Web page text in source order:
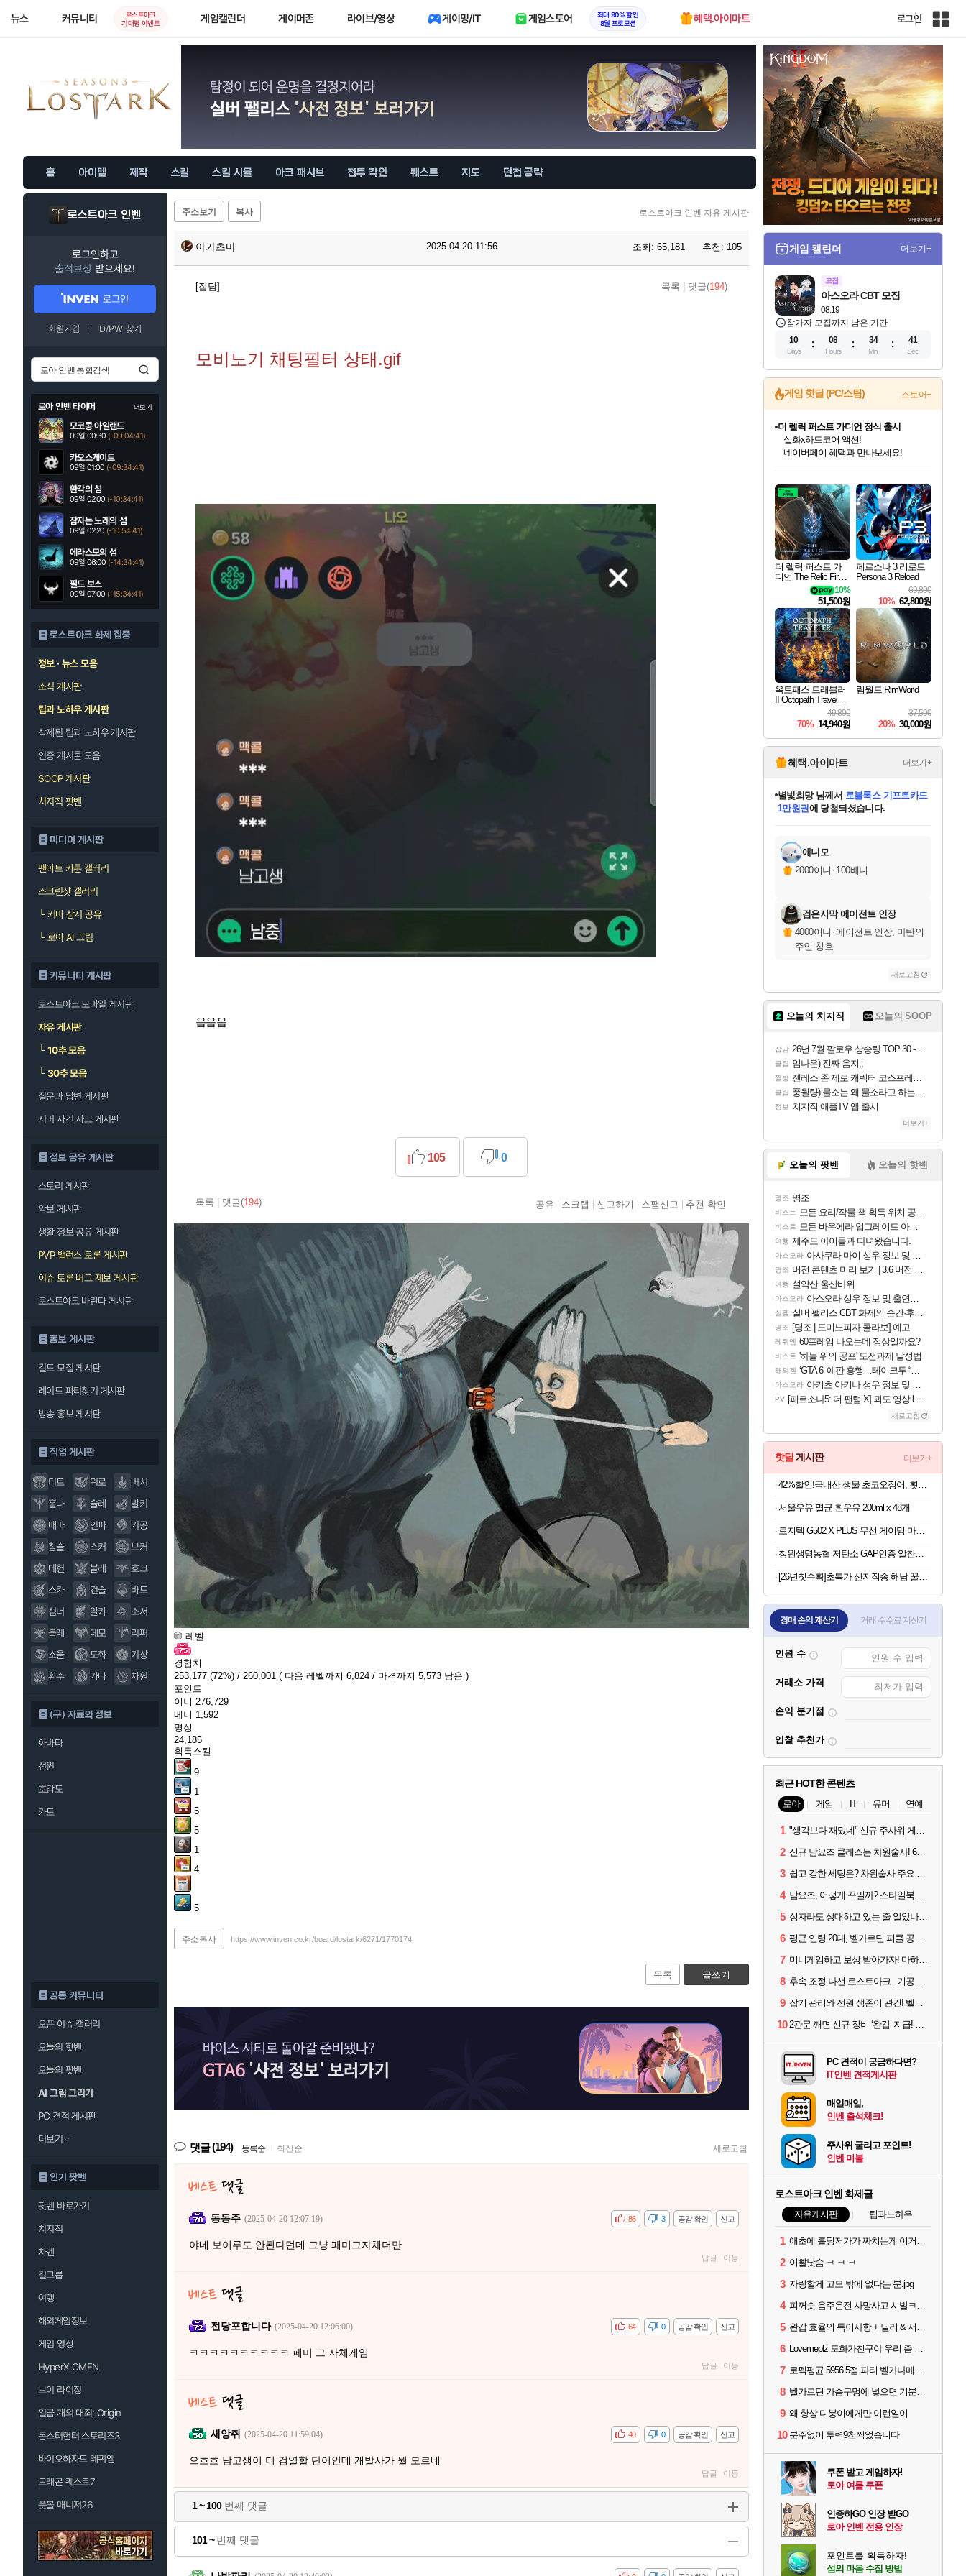
뉴스 커뮤니티
로스트아크
기대평 이벤트
게임캘린더 게이머존 라이브/영상 게이밍/IT 게임스토어
최대 90% 할인
8월 프로모션
혜택.아이마트 로그인
인
사
이
트
맵
홈 아이템 제작 스킬 스킬 시뮬 아크 패시브 전투 각인 퀘스트 지도 던전 공략
로스트아크 인벤
로그인하고
출석보상 받으세요!
로그인
회원가입 ID/PW 찾기
로아 인벤 타이머 더보기
모코콩 아일랜드
09일 00:30 (-09:04:40)
카오스게이트
09일 01:00 (-09:34:40)
환각의 섬
09일 02:00 (-10:34:40)
잠자는 노래의 섬
09일 02:20 (-10:54:40)
에라스모의 섬
09일 06:00 (-14:34:40)
필드 보스
09일 07:00 (-15:34:40)
로스트아크 화제 집중
정보 · 뉴스 모음
소식 게시판
팁과 노하우 게시판
삭제된 팁과 노하우 게시판
인증 게시물 모음
SOOP 게시판
치지직 팟벤
미디어 게시판
팬아트 카툰 갤러리
스크린샷 갤러리
└커마 상시 공유
└로아 AI 그림
커뮤니티 게시판
로스트아크 모바일 게시판
자유 게시판
└10추 모음
└30추 모음
질문과 답변 게시판
서버 사건 사고 게시판
정보 공유 게시판
스토리 게시판
악보 게시판
생활 정보 공유 게시판
PVP 밸런스 토론 게시판
이슈 토론 버그 제보 게시판
로스트아크 바란다 게시판
홍보 게시판
길드 모집 게시판
레이드 파티찾기 게시판
방송 홍보 게시판
직업 게시판
디트 워로
버서
홀나
슬레
발키
배마
인파
기공
창술
스커
브커
데헌
블래
호크
스카
건슬
바드
섬너
알카
소서
블레
데모
리퍼
소울
도화
기상
환수
가나 차원
(구) 자료와 정보
아바타
선원
호감도
카드
공통 커뮤니티
오픈 이슈 갤러리
오늘의 핫벤
오늘의 팟벤
AI 그림 그리기
PC 견적 게시판
더보기
인기 팟벤
팟벤 바로가기
치지직
차벤
걸그룹
여행
해외게임정보
게임 영상
HyperX OMEN
브이 라이징
일곱 개의 대죄: Origin
몬스터헌터 스토리즈3
바이오하자드 레퀴엠
드래곤 퀘스트7
풋볼 매니저26
주소보기 복사 로스트아크 인벤 자유 게시판
아가츠마 2025-04-20 11:56 조회: 65,181 추천: 105
[잡담] 목록 댓글(194)
모비노기 채팅필터 상태.gif
읍읍읍
목록 댓글(194)
105 0
공유 스크랩 신고하기 스팸신고 추천 확인
레벨
경험치
253,177 (72%) / 260,001 ( 다음 레벨까지 6,824 / 마격까지 5,573 남음 )
포인트
이니 276,729
베니 1,592
명성
24,185
획득스킬
9
1
5
5
1
4
5
주소복사 https://www.inven.co.kr/board/lostark/6271/1770174
목록 글쓰기
댓글(194) 등록순 최신순 새로고침
동동주 (2025-04-20 12:07:19) 신고
공감 확인
비공감 3
86
야네 보이루도 안된다던데 그냥 페미그자체더만
답글 이동
전당포합니다 (2025-04-20 12:06:00) 신고
공감 확인
비공감 0
64
ㅋㅋㅋㅋㅋㅋㅋㅋㅋㅋ 페미 그 자체게임
답글 이동
새앙쥐 (2025-04-20 11:59:04) 신고
공감 확인
비공감 0
40
으흐흐 남고생이 더 검열할 단어인데 개발사가 뭘 모르네
답글 이동
1 ~ 100번째 댓글
101 ~번째 댓글
게임 캘린더 더보기+
모집
08.19
아스오라 CBT 모집
참가자 모집까지 남은 기간
10
Days
08
Hours
34
Min
39
Sec
게임 핫딜 (PC/스팀) 스토어+
최대 90% 할인가를 만나보세요!
네이버혜택과 함께 만나보세요!
50%할인&추가 적립까지!
네이버 포인트 혜택까지!
이니&베니 혜택까지!
네이버 혜택가와 함께 예약하세요!
할인&네이버혜택으로 만나보세요!
네이버페이 혜택과 만나보세요!
베데스다 40주년 기념 할인 중!
베데스다의 명작들을
40주년 프로모션으로 만나보세요!
할인가에 만나보세요!
일부 에디션 상시 할인!
혜택으로 예약 판매 중
편안하게 충전하세요
더 렐릭 퍼스트 가
디언 The Relic First
10%
51,500원
페르소나 3 리로드
Persona 3 Reload
69,800
10% 62,800원
옥토패스 트래블러
II Octopath Traveler I
49,800
70% 14,940원
림월드 RimWorld
37,500
20% 30,000원
혜택.아이마트 더보기+
교환.
당첨되셨습니다.
당첨되셨습니다.
당첨되셨습니다.
별빛희망님께서 로블록스 기프트카드
1만원권에 당첨되셨습니다.
당첨되셨습니다.
당첨되셨습니다.
당첨되셨습니다.
당첨되셨습니다.
에디션 (스팀코드)
당첨되셨습니다.
애니모
2000이니 · 100베니
검은사막 에이전트 인장
4000이니 ·에이전트 인장, 마탄의
주인 칭호
새로고침
오늘의 치지직 오늘의 SOOP
잡담 26년 7월 팔로우 상승량 TOP 30 - 월간 치지직
클립 임나은) 진짜 음지;;
짤방 젠레스 존 제로 캐릭터 코스프레한 꽁주
클립 풍월량) 물소는 왜 물소라고 하는거야? 아! 그만 ㅋㅋ 알았어 ㅋㅋ
정보 치지직 애플TV 앱 출시
더보기+
오늘의 팟벤 오늘의 핫벤
명조 명조
비스트 모든 요리/작물 책 획득 위치 공략 (36개) - 미식가 도전과제
비스트 모든 바우에라 업그레이드 아이템 획득 위치 공략 (89개)
여행 제주도 아이들과 다녀왔습니다.
아스오라 아사쿠라 마이 성우 정보 및 주요 필모
명조 버전 콘텐츠 미리 보기 | 3.6 버전 「신기루 속 등불 그림자, 속세에 깃든 검의 결심」이 8월 20일에 업데이트됩니다!
여행 설악산 울산바위
아스오라 아스오라 성우 정보 및 출연작 모음
실팰 실버 팰리스 CBT 화제의 순간·후기 모음
명조 [명조 | 도미노피자 콜라보] 예고
레퀴엠 60프레임 나오는데 정상일까요?
비스트 '하늘 위의 공포' 도전과제 달성법
해외겜 ‘GTA 6’ 예판 흥행…테이크투 “내부 예상 크게 넘어”
아스오라 아키츠 아키나 성우 정보 및 주요 필모
PV [페르소나5: 더 팬텀 X] 괴도 영상 l 타카마키 안·댄싱 스타
새로고침
핫딜 게시판 더보기+
서울우유 멸균 흰우유 200ml x 48개
로지텍 G502 X PLUS 무선 게이밍 마우스 블랙
청원생명농협 저탄소 GAP인증 알찬미 특등급 10kg
[26년첫수확]초특가 산지직송 해남 꿀고구마, 3kg, 1박스
경매 손익 계산기 거래 수수료 계산기
인원 수
거래소 가격
손익 분기점
입찰 추천가
최근 HOT한 콘텐츠
로아 게임 IT 유머 연예
1 "생각보다 재밌네" 신규 주사위 게임 티카투카 호평
2 신규 남요즈 클래스는 차원술사! 6월 20일 로아온 썸머 정리
3 쉽고 강한 세팅은? 차원술사 주요 빌드와 스킬 코드
4 남요즈, 어떻게 꾸밀까? 스타일북 인기 차원술사 커스터마이즈
5 성자라도 상대하고 있는 줄 알았나? 벨가르딘 이모저모
6 평균 연령 20대, 벨가르딘 퍼클 공대 '영로티'를 만나다
7 미니게임하고 보상 받아가자! 마하라카 썸머 캠프 할 일은?
8 후속 조정 나선 로스트아크...기공사, 차원술사 하향
9 잡기 관리와 전원 생존이 관건! 벨가르딘 유물 칭호 획득방법 정리
10 2관문 깨면 신규 장비 ‘완갑’ 지급! 그림자 레이드 벨가르딘 공개
PC 견적이 궁금하다면?
IT인벤 견적게시판
매일매일,
인벤 출석체크!
주사위 굴리고 포인트!
인벤 마블
로스트아크 인벤 화제글
자유게시판 팁과노하우
1 애초에 홀딩저가가 짜치는게 이거임 ㅋㅋ
2 이빨낫슴 ㅋ ㅋ ㅋ
3 자랑할게 고모 밖에 없다는 분.jpg
4 피꺼솟 음주운전 사망사고 시발ㅋㅋㅋ
5 완갑 효율의 특이사항 + 딜러 & 서폿 스펙업 효율표
6 Lovemeplz 도화가친구야 우리 좀 말은 똑바로하자 ㅋㅋㅋㅋ
7 로펙평균 5956.5점 파티 벨가나메 클리어
8 벨가르딘 가슴구멍에 넣으면 기분좋을까
9 왜 항상 디붕이에게만 이런일이
10 분주없이 투력9천찍었습니다
쿠폰 받고 게임하자!
로아 여름 쿠폰
인증하GO 인장 받GO
로아 인벤 전용 인장
포인트를 획득하자!
섬의 마음 수집 방법